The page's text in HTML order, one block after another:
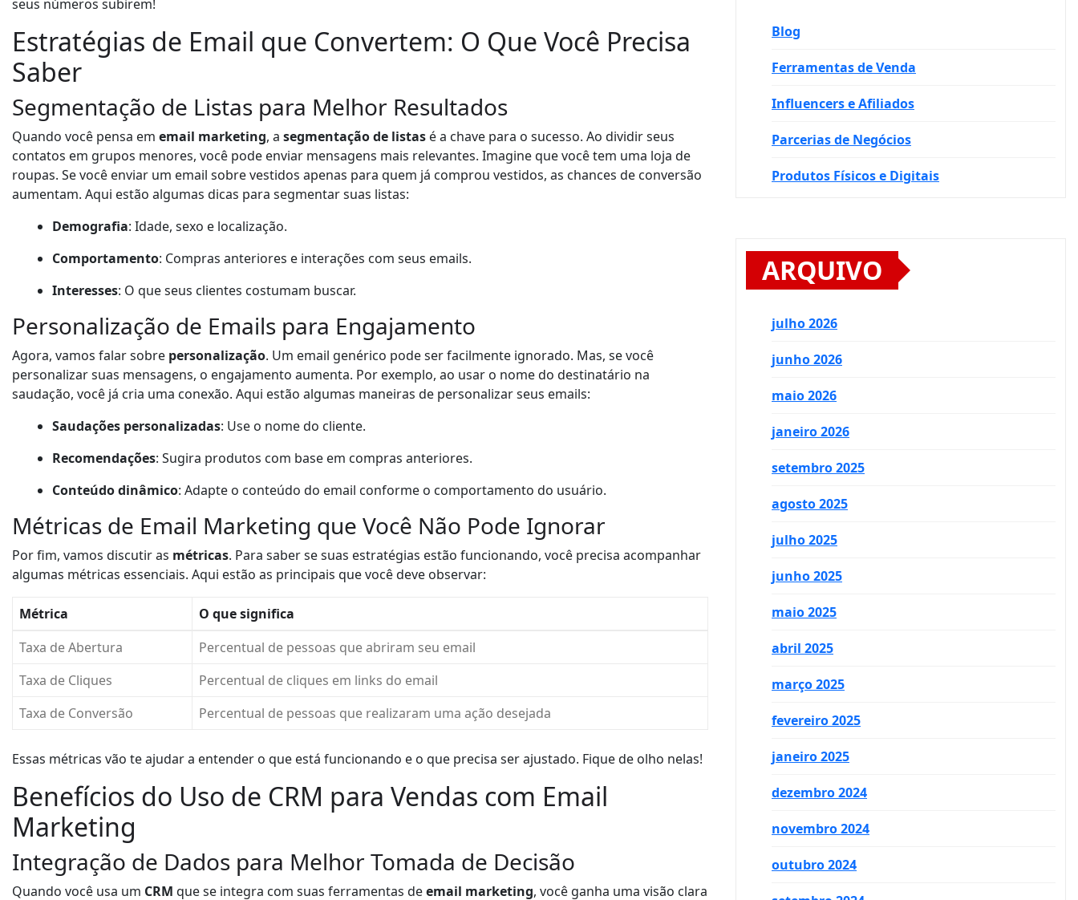
seus números subirem!
Estratégias de Email que Convertem: O Que Você Precisa
Saber
Segmentação de Listas para Melhor Resultados
Quando você pensa em email marketing, a segmentação de listas é a chave para o sucesso. Ao dividir seus
contatos em grupos menores, você pode enviar mensagens mais relevantes. Imagine que você tem uma loja de
roupas. Se você enviar um email sobre vestidos apenas para quem já comprou vestidos, as chances de conversão
aumentam. Aqui estão algumas dicas para segmentar suas listas:
Demografia: Idade, sexo e localização.
Comportamento: Compras anteriores e interações com seus emails.
Interesses: O que seus clientes costumam buscar.
Personalização de Emails para Engajamento
Agora, vamos falar sobre personalização. Um email genérico pode ser facilmente ignorado. Mas, se você
personalizar suas mensagens, o engajamento aumenta. Por exemplo, ao usar o nome do destinatário na
saudação, você já cria uma conexão. Aqui estão algumas maneiras de personalizar seus emails:
Saudações personalizadas: Use o nome do cliente.
Recomendações: Sugira produtos com base em compras anteriores.
Conteúdo dinâmico: Adapte o conteúdo do email conforme o comportamento do usuário.
Métricas de Email Marketing que Você Não Pode Ignorar
Por fim, vamos discutir as métricas. Para saber se suas estratégias estão funcionando, você precisa acompanhar
algumas métricas essenciais. Aqui estão as principais que você deve observar:
Métrica
O que significa
Taxa de Abertura
Percentual de pessoas que abriram seu email
Taxa de Cliques
Percentual de cliques em links do email
Taxa de Conversão
Percentual de pessoas que realizaram uma ação desejada
Essas métricas vão te ajudar a entender o que está funcionando e o que precisa ser ajustado. Fique de olho nelas!
Benefícios do Uso de CRM para Vendas com Email
Marketing
Integração de Dados para Melhor Tomada de Decisão
Quando você usa um CRM que se integra com suas ferramentas deemail marketing, você ganha uma visão clara
Blog
Ferramentas de Venda
Influencers e Afiliados
Parcerias de Negócios
Produtos Físicos e Digitais
ARQUIVO
julho 2026
junho 2026
maio 2026
janeiro 2026
setembro 2025
agosto 2025
julho 2025
junho 2025
maio 2025
abril 2025
março 2025
fevereiro 2025
janeiro 2025
dezembro 2024
novembro 2024
outubro 2024